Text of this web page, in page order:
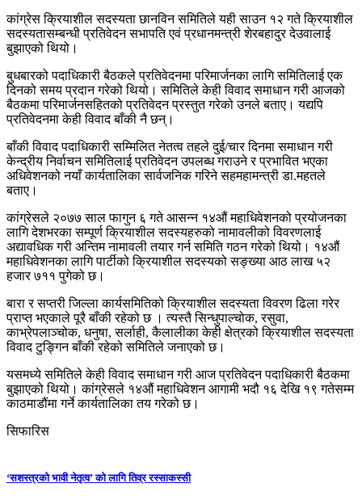
कांग्रेस क्रियाशील सदस्यता छानविन समितिले यही साउन १२ गते क्रियाशील
सदस्यतासम्बन्धी प्रतिवेदन सभापति एवं प्रधानमन्त्री शेरबहादुर देउवालाई
बुझाएको थियो।
बुधबारको पदाधिकारी बैठकले प्रतिवेदनमा परिमार्जनका लागि समितिलाई एक
दिनको समय प्रदान गरेको थियो। समितिले केही विवाद समाधान गरी आजको
बैठकमा परिमार्जनसहितको प्रतिवेदन प्रस्तुत गरेको उनले बताए। यद्यपि
प्रतिवेदनमा केही विवाद बाँकी नै छन्।
बाँकी विवाद पदाधिकारी सम्मिलित नेतत्व तहले दुई/चार दिनमा समाधान गरी
केन्द्रीय निर्वाचन समितिलाई प्रतिवेदन उपलब्ध गराउने र प्रभावित भएका
अधिवेशनको नयाँ कार्यतालिका सार्वजनिक गरिने सहमहामन्त्री डा.महतले
बताए।
कांग्रेसले २०७७ साल फागुन ६ गते आसन्न १४औं महाधिवेशनको प्रयोजनका
लागि देशभरका सम्पूर्ण क्रियाशील सदस्यहरुको नामावलीको विवरणलाई
अद्यावधिक गरी अन्तिम नामावली तयार गर्न समिति गठन गरेको थियो। १४औं
महाधिवेशनका लागि पार्टीको क्रियाशील सदस्यको सङ्ख्या आठ लाख ५२
हजार ७११ पुगेको छ।
बारा र सप्तरी जिल्ला कार्यसमितिको क्रियाशील सदस्यता विवरण ढिला गरेर
प्राप्त भएकाले पूरै बाँकी रहेको छ । त्यस्तै सिन्धुपाल्चोक, रसुवा,
काभ्रेपलाञ्चोक, धनुषा, सर्लाही, कैलालीका केही क्षेत्रको क्रियाशील सदस्यता
विवाद टुङ्गिन बाँकी रहेको समितिले जनाएको छ।
यसमध्ये समितिले केही विवाद समाधान गरी आज प्रतिवेदन पदाधिकारी बैठकमा
बुझाएको थियो। कांग्रेसले १४औं महाधिवेशन आगामी भदौ १६ देखि १९ गतेसम्म
काठमाडौंमा गर्ने कार्यतालिका तय गरेको छ।
सिफारिस
‘सशस्त्रको भावी नेतृत्व’ को लागि तिव्र रस्साकस्सी